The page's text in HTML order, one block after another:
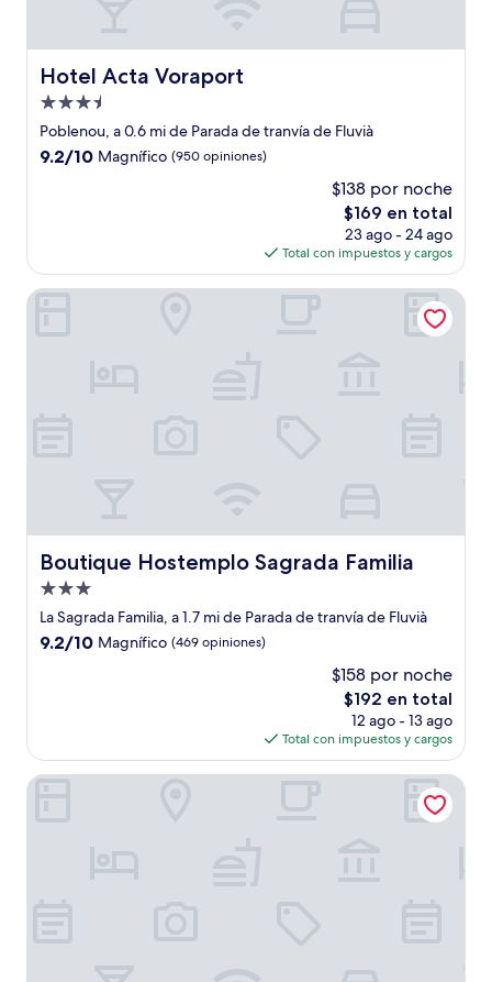
Hotel Acta Voraport
Hotel Acta Voraport
Propiedad
de
3.5
Poblenou, a 0.6 mi de Parada de tranvía de Fluvià
9.2
9.2/10 Magnífico (950 opiniones)
$138 por noche
El
precio
actual
es
de
$169 en total
23 ago - 24 ago
Total con impuestos y cargos
Boutique Hostemplo Sagrada Familia
Boutique Hostemplo Sagrada Familia
Propiedad
de
3.0
La Sagrada Familia, a 1.7 mi de Parada de tranvía de Fluvià
9.2
9.2/10 Magnífico (469 opiniones)
$158 por noche
El
precio
actual
es
de
$192 en total
12 ago - 13 ago
Total con impuestos y cargos
Boutique Hostemplo Sagrada Familia
Eric Vökel Boutique Apartments - Sagrada Familia Suites